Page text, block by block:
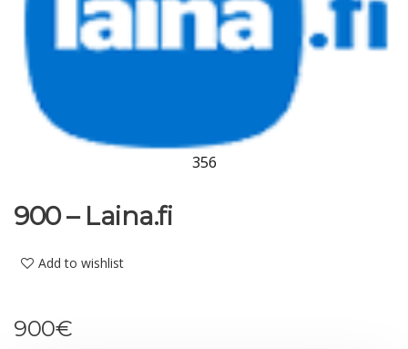
356
900 – Laina.fi
Add to wishlist
900€